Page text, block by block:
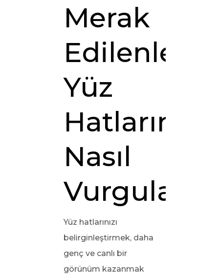
Merak
Edilenler:
Yüz
Hatlarınızı
Nasıl
Yüz hatlarınızı
belirginleştirmek, daha
genç ve canlı bir
görünüm kazanmak